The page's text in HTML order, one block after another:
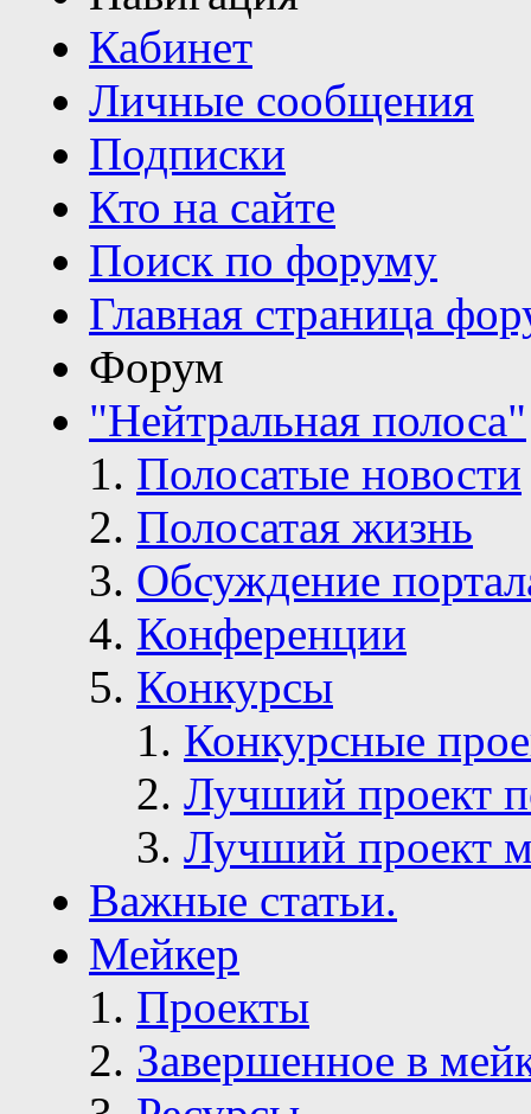
Кабинет
Личные сообщения
Подписки
Кто на сайте
Поиск по форуму
Главная страница
Форум
"Нейтральная полоса"
Полосатые новости
Полосатая жизнь
Обсуждение
Конференции
Конкурсы
Конкурсные
Лучший проект
Лучший проект
Важные статьи.
Мейкер
Проекты
Завершенное в